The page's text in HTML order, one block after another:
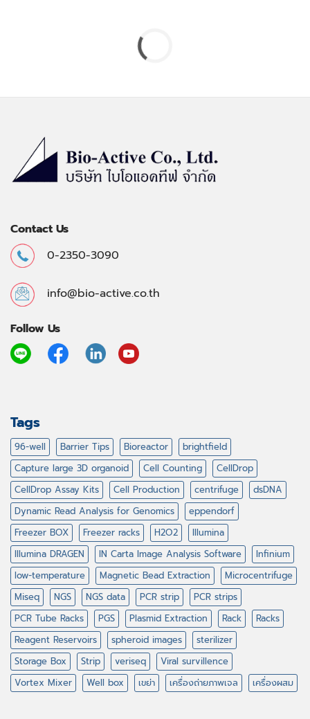
Contact Us
0-2350-3090
info@bio-active.co.th
Follow Us
Tags
96-well Barrier Tips Bioreactor
brightfield
Capture large 3D organoid
Cell Counting
CellDrop
CellDrop Assay Kits
Cell Production centrifuge
dsDNA
Dynamic Read Analysis for Genomics
eppendorf
Freezer BOX
Freezer racks H2O2
Illumina
Illumina DRAGEN
IN Carta Image Analysis Software
Infinium
low-temperature
Magnetic Bead Extraction
Microcentrifuge
Miseq
NGS NGS data PCR strip
PCR strips
PCR Tube Racks
PGS Plasmid Extraction Rack
Racks
Reagent Reservoirs
spheroid images
sterilizer
Storage Box
Strip veriseq
Viral survillence
Vortex Mixer
Well box เขย่า เครื่องถ่ายภาพเจล เครื่องผสม